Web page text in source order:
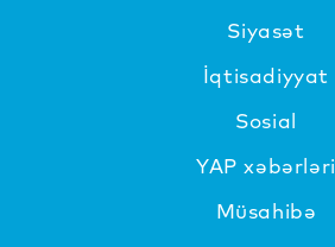
Siyasət
İqtisadiyyat
Sosial
YAP xəbərləri
Müsahibə